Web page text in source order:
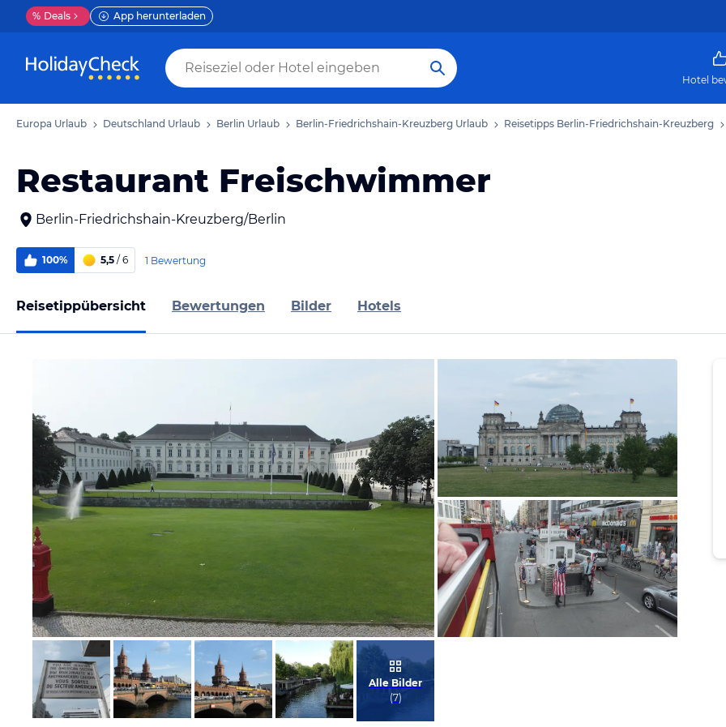
% Deals App herunterladen
Hotel
Europa Urlaub Deutschland Urlaub Berlin Urlaub Berlin-Friedrichshain-Kreuzberg Urlaub Reisetipps Berlin-Friedrichshain-Kreuzberg
Restaurant Freischwimmer
Berlin-Friedrichshain-Kreuzberg/Berlin
100% 5,5 / 6 1 Bewertung
Reisetippübersicht Bewertungen Bilder Hotels
Bild melden
von Susanne
Bild melden
von Susanne
Alle Bilder
(7)